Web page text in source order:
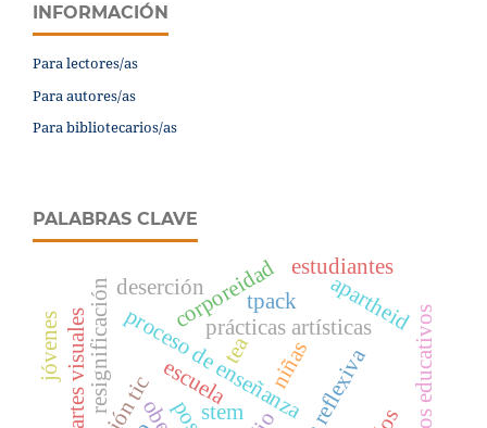
INFORMACIÓN
Para lectores/as
Para autores/as
Para bibliotecarios/as
PALABRAS CLAVE
escuela
proceso de enseñanza
prácticas artísticas
corporeidad
resignificación niñas
stem
artes visuales
jóvenes
deserción apartheid
estudiantes
tea
tpack